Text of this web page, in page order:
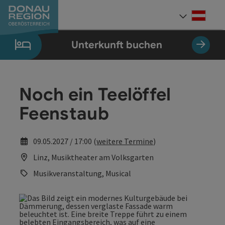
Zum Inhalt
Zur Navigation
Zum Seitenanfang
Zur Kontaktseite
Zum Impressum
Zur Startseite
Unterkunft buchen
Noch ein Teelöffel
Feenstaub
09.05.2027 / 17:00 (weitere Termine)
Linz, Musiktheater am Volksgarten
Musikveranstaltung, Musical